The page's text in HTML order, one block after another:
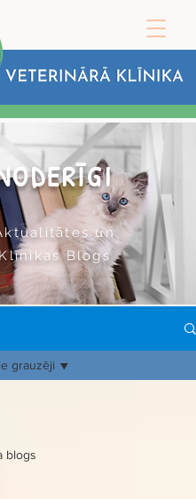
un
Klīnikas Blogs
blogs
grauzēji